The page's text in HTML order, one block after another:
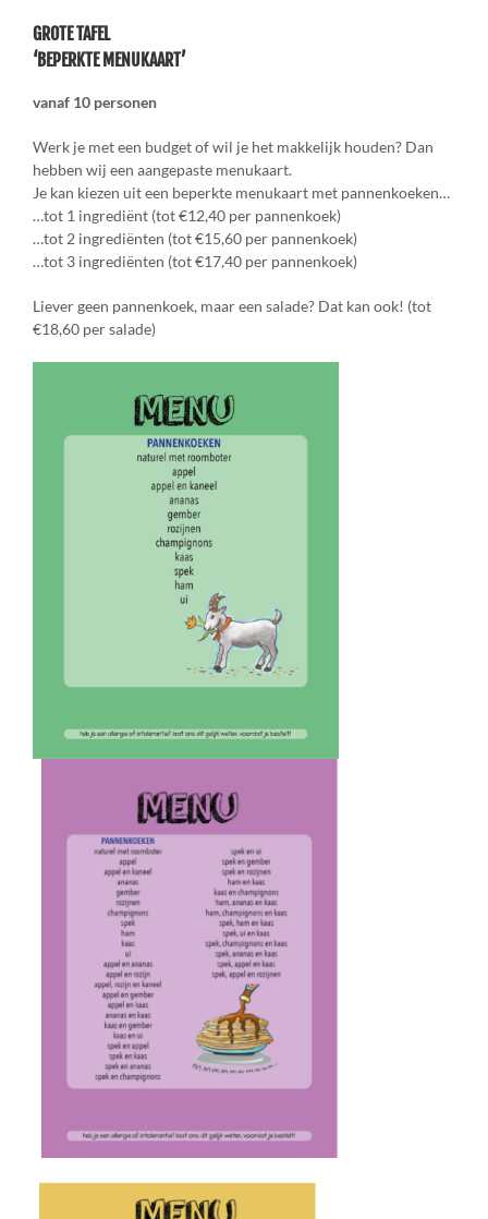
GROTE TAFEL
‘BEPERKTE MENUKAART’
vanaf 10 personen
Werk je met een budget of wil je het makkelijk houden? Dan
hebben wij een aangepaste menukaart.
Je kan kiezen uit een beperkte menukaart met pannenkoeken…
…tot 1 ingrediënt (tot €12,40 per pannenkoek)
…tot 2 ingrediënten (tot €15,60 per pannenkoek)
…tot 3 ingrediënten (tot €17,40 per pannenkoek)
Liever geen pannenkoek, maar een salade? Dat kan ook! (tot
€18,60 per salade)